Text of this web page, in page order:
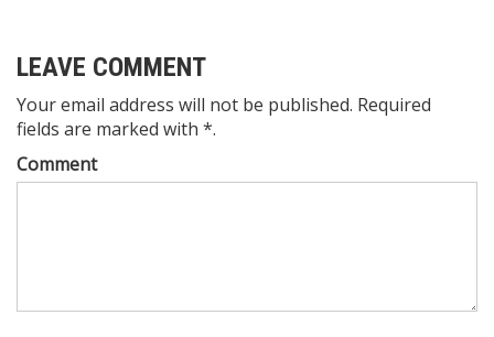
LEAVE COMMENT
Your email address will not be published. Required
fields are marked with *.
Comment